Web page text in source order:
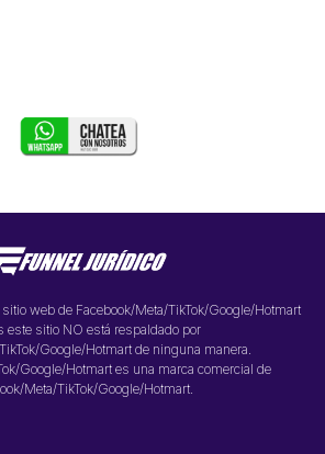
web de Facebook/Meta/TikTok/Google/Hotmart
este sitio NO está respaldado por
Google/Hotmart de ninguna manera.
Google/Hotmart es una marca comercial de
Meta/TikTok/Google/Hotmart.